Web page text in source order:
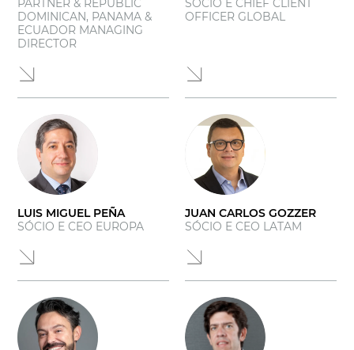
PARTNER & REPUBLIC
DOMINICAN, PANAMA &
ECUADOR MANAGING
DIRECTOR
SÓCIO E CHIEF CLIENT
OFFICER GLOBAL
LUIS MIGUEL PEÑA
SÓCIO E CEO EUROPA
JUAN CARLOS GOZZER
SÓCIO E CEO LATAM